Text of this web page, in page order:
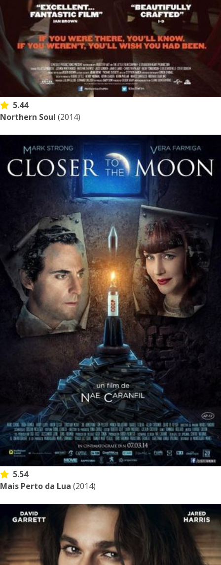
5.44
Northern Soul (2014)
5.54
Mais Perto da Lua (2014)